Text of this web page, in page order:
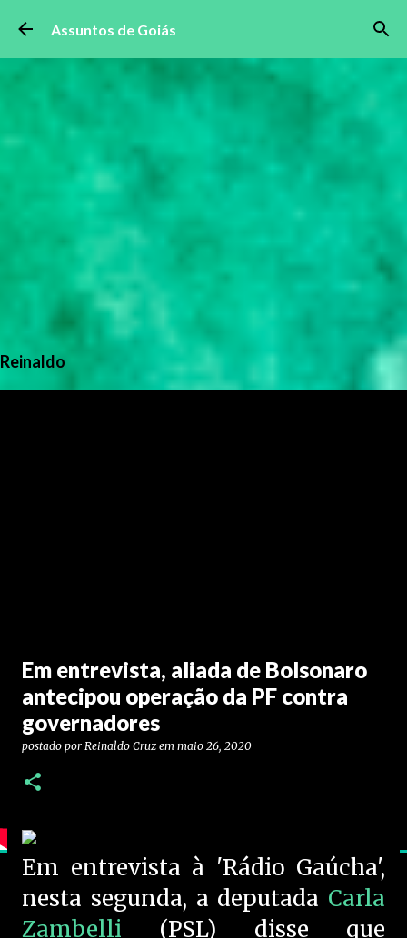
Pular para o conteúdo principal
Assuntos de Goiás
Reinaldo
Em entrevista, aliada de Bolsonaro
antecipou operação da PF contra
governadores
postado por Reinaldo Cruz em maio 26, 2020
Em entrevista à 'Rádio Gaúcha',
nesta segunda, a deputada Carla
Zambelli (PSL) disse que